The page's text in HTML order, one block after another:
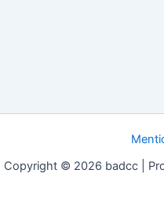
Copyright © 2026 badcc |